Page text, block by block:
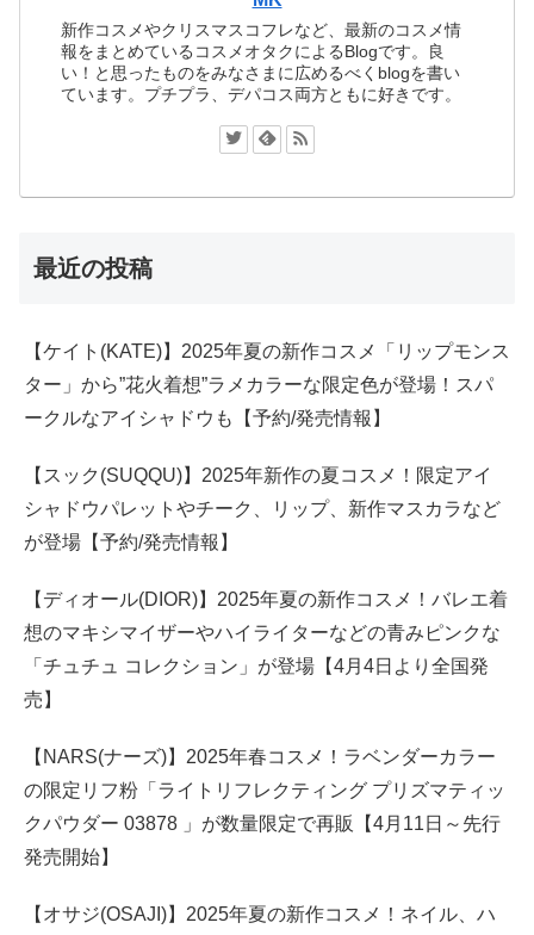
新作コスメやクリスマスコフレなど、最新のコスメ情
報をまとめているコスメオタクによるBlogです。良
い！と思ったものをみなさまに広めるべくblogを書い
ています。プチプラ、デパコス両方ともに好きです。
最近の投稿
【ケイト(KATE)】2025年夏の新作コスメ「リップモンス
ター」から”花火着想”ラメカラーな限定色が登場！スパ
ークルなアイシャドウも【予約/発売情報】
【スック(SUQQU)】2025年新作の夏コスメ！限定アイ
シャドウパレットやチーク、リップ、新作マスカラなど
が登場【予約/発売情報】
【ディオール(DIOR)】2025年夏の新作コスメ！バレエ着
想のマキシマイザーやハイライターなどの青みピンクな
「チュチュ コレクション」が登場【4月4日より全国発
売】
【NARS(ナーズ)】2025年春コスメ！ラベンダーカラー
の限定リフ粉「ライトリフレクティング プリズマティッ
クパウダー 03878 」が数量限定で再販【4月11日～先行
発売開始】
【オサジ(OSAJI)】2025年夏の新作コスメ！ネイル、ハ